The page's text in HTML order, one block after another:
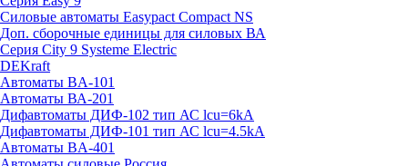
Силовые автоматы Easypact Compact NS
Доп. сборочные единицы для силовых ВА
Серия City 9 Systeme Electric
DEKraft
Автоматы BA-101
Автоматы ВА-201
Дифавтоматы ДИФ-102 тип АС lcu=6kA
Дифавтоматы ДИФ-101 тип АС lcu=4.5kA
Автоматы BA-401